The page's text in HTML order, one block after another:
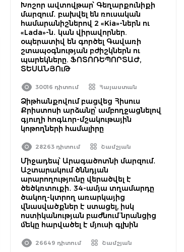
Խոշոր ավտովթար՝ Գեղարքունիքի
մարզում․ բախվել են ռուսական
համարանիշներով 2 «Kia»-ներն ու
«Lada»-ն․ կան վիրավորներ.
օպերատիվ են գործել Գավառի
շտապօգնության բժիշկներն ու
պարեկները. ՖՈՏՈՌԵՊՈՐՏԱԺ,
ՏԵՍԱՆՅՈւԹ
30016 դիտում Հայաստան
Ձիթհանքովում բացվեց Հիսուս
Քրիստոսի արձանը՝ ամբողջացնելով
գյուղի հոգևոր-մշակութային
կոթողների համալիրը
28263 դիտում Շամշյան
Միջադեպ՝ Արագածոտնի մարզում․
Աշտարակում ծննդյան
արարողությունը վերածվել է
ծեծկռտուքի․ 34-ամյա տղամարդը
ծակող-կտրող առարկայից
վնասվածքներ է ստացել, իսկ
ոստիկանության բաժնում նրանցից
մեկը հարվածել է մյուսի գլխին
26649 դիտում Շամշյան